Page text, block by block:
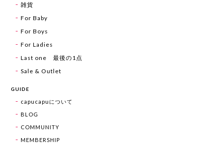
雑貨
For Baby
For Boys
For Ladies
Last one 最後の1点
Sale & Outlet
GUIDE
capucapuについて
BLOG
COMMUNITY
MEMBERSHIP